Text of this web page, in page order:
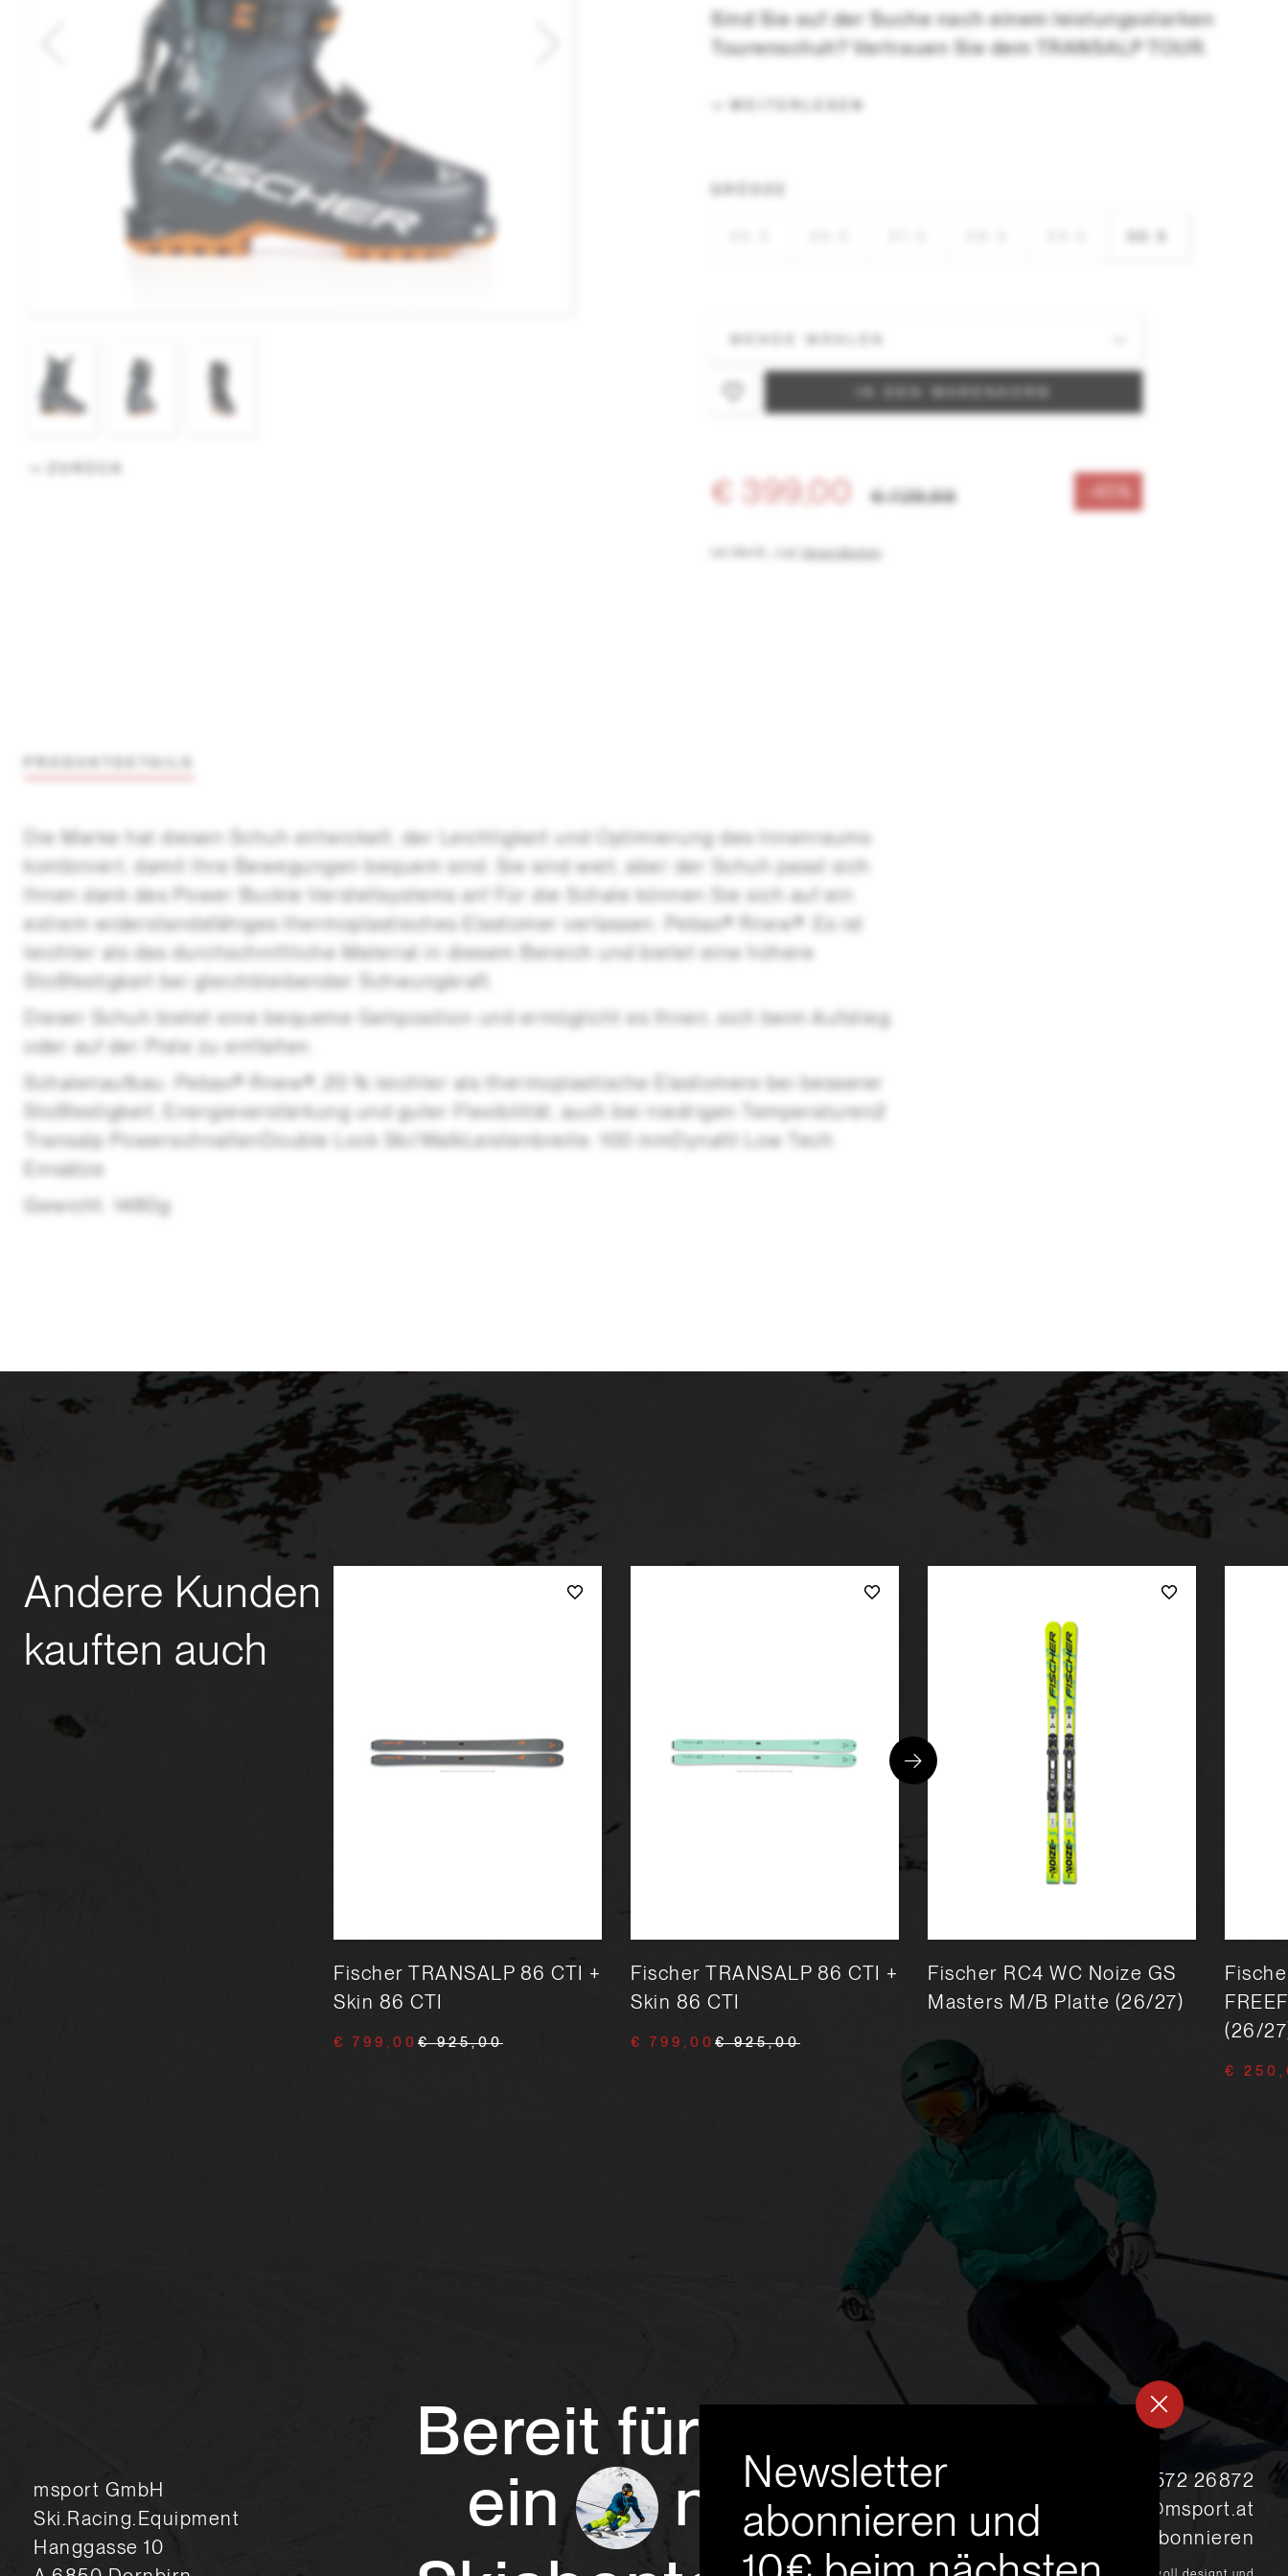
Sind Sie auf der Suche nach einem leistungsstarken
Tourenschuh? Vertrauen Sie dem TRANSALP TOUR.
€ 399,00 € 729,99 -45%
Versandkosten
Die Marke hat diesen Schuh entwickelt, der Leichtigkeit und Optimierung des Innenraums
kombiniert, damit Ihre Bewegungen bequem sind. Sie sind weit, aber der Schuh passt sich
Ihnen dank des Power Buckle Verstellsystems an! Für die Schale können Sie sich auf ein
extrem widerstandsfähiges thermoplastisches Elastomer verlassen: Pebax® Rnew®. Es ist
leichter als das durchschnittliche Material in diesem Bereich und bietet eine höhere
Stoßfestigkeit bei gleichbleibender Schwungkraft.
Dieser Schuh bietet eine bequeme Gehposition und ermöglicht es Ihnen, sich beim Aufstieg
oder auf der Piste zu entfalten.
Schalenaufbau: Pebax® Rnew®, 20 % leichter als thermoplastische Elastomere bei besserer
Stoßfestigkeit, Energieverstärkung und guter Flexibilität, auch bei niedrigen Temperaturen2
Transalp PowerschnallenDouble Lock Ski/WalkLeistenbreite: 100 mmDynafit Low Tech
Einsätze
Gewicht: 1480g
Andere Kunden
kauften auch
Fischer TRANSALP 86 CTI +
Skin 86 CTI
€ 799,00 € 925,00
Fischer TRANSALP 86 CTI +
Skin 86 CTI
€ 799,00 € 925,00
Fischer RC4 WC Noize GS
Masters M/B Platte (26/27)
(26/
€
msport GmbH
Ski.Racing.Equipment
Hanggasse 10
Bereit für
ein
neues
+43 5572 26872
msport@msport.at
Newsletter abonnieren
Newsletter
abonnieren und